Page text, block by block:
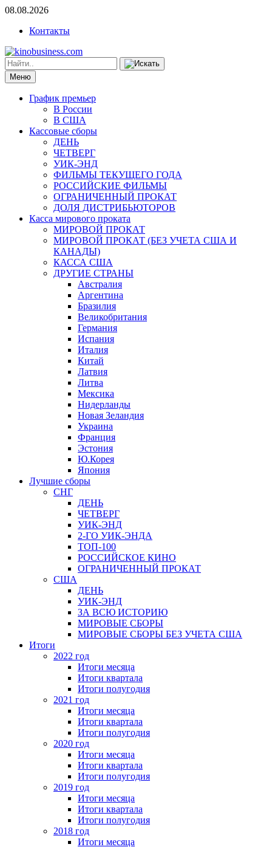
08.08.2026
Контакты
Меню
График премьер
В России
В США
Кассовые сборы
ДЕНЬ
ЧЕТВЕРГ
УИК-ЭНД
ФИЛЬМЫ ТЕКУЩЕГО ГОДА
РОССИЙСКИЕ ФИЛЬМЫ
ОГРАНИЧЕННЫЙ ПРОКАТ
ДОЛЯ ДИСТРИБЬЮТОРОВ
Касса мирового проката
МИРОВОЙ ПРОКАТ
МИРОВОЙ ПРОКАТ (БЕЗ УЧЕТА США И
КАНАДЫ)
КАССА США
ДРУГИЕ СТРАНЫ
Австралия
Аргентина
Бразилия
Великобритания
Германия
Испания
Италия
Китай
Латвия
Литва
Мексика
Нидерланды
Новая Зеландия
Украина
Франция
Эстония
Ю.Корея
Япония
Лучшие сборы
СНГ
ДЕНЬ
ЧЕТВЕРГ
УИК-ЭНД
2-ГО УИК-ЭНДА
ТОП-100
РОССИЙСКОЕ КИНО
ОГРАНИЧЕННЫЙ ПРОКАТ
США
ДЕНЬ
УИК-ЭНД
ЗА ВСЮ ИСТОРИЮ
МИРОВЫЕ СБОРЫ
МИРОВЫЕ СБОРЫ БЕЗ УЧЕТА США
Итоги
2022 год
Итоги месяца
Итоги квартала
Итоги полугодия
2021 год
Итоги месяца
Итоги квартала
Итоги полугодия
2020 год
Итоги месяца
Итоги квартала
Итоги полугодия
2019 год
Итоги месяца
Итоги квартала
Итоги полугодия
2018 год
Итоги месяца